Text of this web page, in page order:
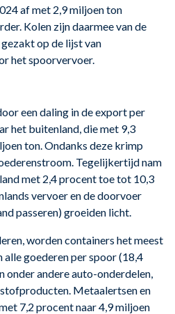
af met 2,9 miljoen ton
Kolen zijn daarmee van de
op de lijst van
het spoorvervoer.
een daling in de export per
het buitenland, die met 9,3
ton. Ondanks deze krimp
Tegelijkertijd nam
met 2,4 procent toe tot 10,3
vervoer en de doorvoer
passeren) groeiden licht.
worden containers het meest
goederen per spoor (18,4
onder andere auto-onderdelen,
Metaalertsen en
7,2 procent naar 4,9 miljoen